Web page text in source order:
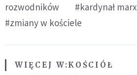
rozwodników
#kardynał marx
#zmiany w kościele
WIĘCEJ W:KOŚCIÓŁ